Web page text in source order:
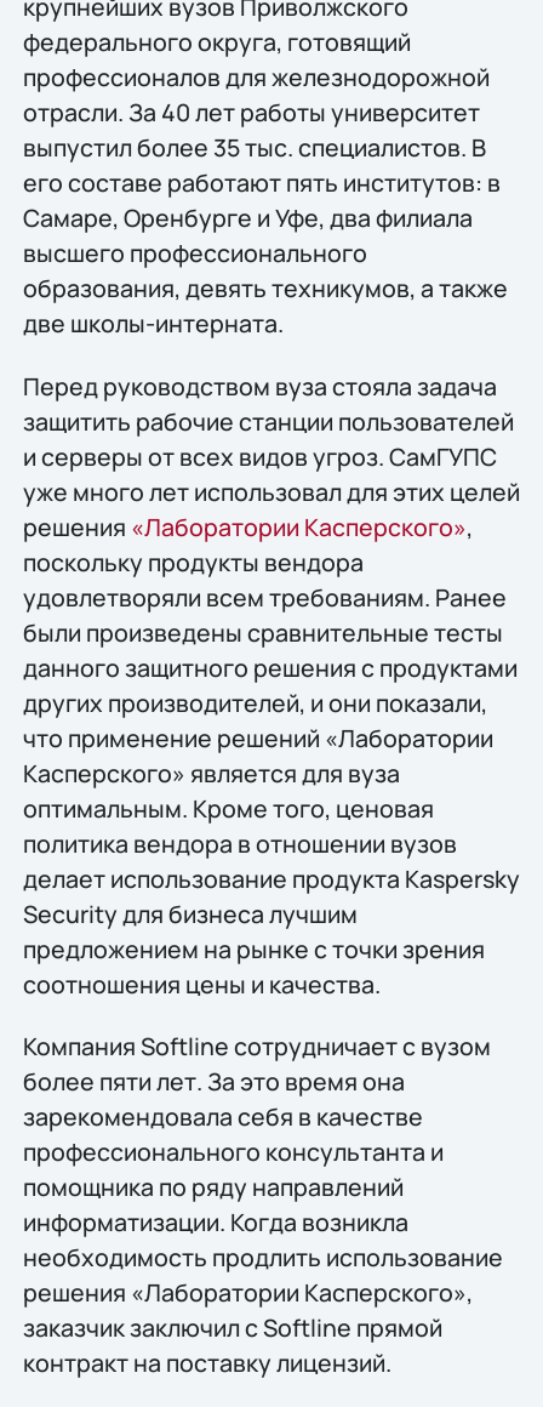
крупнейших вузов Приволжского
федерального округа, готовящий
профессионалов для железнодорожной
отрасли. За 40 лет работы университет
выпустил более 35 тыс. специалистов. В
его составе работают пять институтов: в
Самаре, Оренбурге и Уфе, два филиала
высшего профессионального
образования, девять техникумов, а также
две школы-интерната.
Перед руководством вуза стояла задача
защитить рабочие станции пользователей
и серверы от всех видов угроз. СамГУПС
уже много лет использовал для этих целей
решения «Лаборатории Касперского»,
поскольку продукты вендора
удовлетворяли всем требованиям. Ранее
были произведены сравнительные тесты
данного защитного решения с продуктами
других производителей, и они показали,
что применение решений «Лаборатории
Касперского» является для вуза
оптимальным. Кроме того, ценовая
политика вендора в отношении вузов
делает использование продукта Kaspersky
Security для бизнеса лучшим
предложением на рынке с точки зрения
соотношения цены и качества.
Компания Softline сотрудничает с вузом
более пяти лет. За это время она
зарекомендовала себя в качестве
профессионального консультанта и
помощника по ряду направлений
информатизации. Когда возникла
необходимость продлить использование
решения «Лаборатории Касперского»,
заказчик заключил с Softline прямой
контракт на поставку лицензий.